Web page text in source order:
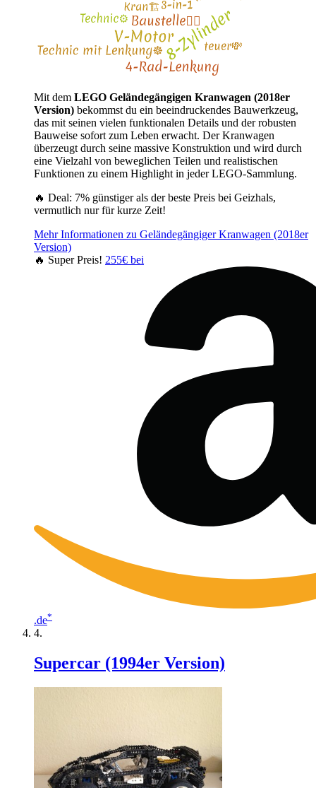
Mit dem LEGO Geländegängigen Kranwagen (2018er
Version) bekommst du ein beeindruckendes Bauwerkzeug,
das mit seinen vielen funktionalen Details und der robusten
Bauweise sofort zum Leben erwacht. Der Kranwagen
überzeugt durch seine massive Konstruktion und wird durch
eine Vielzahl von beweglichen Teilen und realistischen
Funktionen zu einem Highlight in jeder LEGO-Sammlung.
🔥 Deal: 7% günstiger als der beste Preis bei Geizhals,
vermutlich nur für kurze Zeit!
Mehr Informationen zu Geländegängiger Kranwagen (2018er
Version)
🔥 Super Preis! 255€ bei
.de*
Supercar (1994er Version)